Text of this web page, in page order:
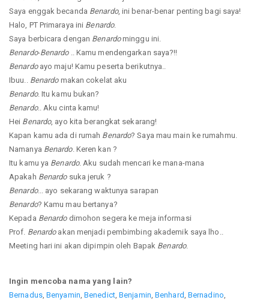
Saya enggak becanda Benardo, ini benar-benar penting bagi saya!
Halo, PT Primaraya ini Benardo.
Saya berbicara dengan Benardominggu ini.
Benardo-Benardo.. Kamu mendengarkan saya?!!
Benardoayo maju! Kamu peserta berikutnya..
Ibuu.. Benardomakan cokelat aku
Benardo. Itu kamu bukan?
Benardo.. Aku cinta kamu!
Hei Benardo, ayo kita berangkat sekarang!
Kapan kamu ada di rumah Benardo? Saya mau main ke rumahmu.
Namanya Benardo. Keren kan ?
Itu kamu ya Benardo. Aku sudah mencari ke mana-mana
Apakah Benardosuka jeruk ?
Benardo... ayo sekarang waktunya sarapan
Benardo? Kamu mau bertanya?
Kepada Benardodimohon segera ke meja informasi
Prof. Benardoakan menjadi pembimbing akademik saya lho..
Meeting hari ini akan dipimpin oleh Bapak Benardo.
Ingin mencoba nama yang lain?
Bernadus,Benyamin ,Benedict,Benjamin ,Benhard Bernadino